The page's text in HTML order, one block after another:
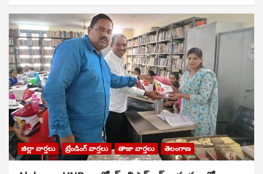
జిల్లా వార్తలు ట్రేండింగ్ వార్తలు తాజా వార్తలు తెలంగాణ